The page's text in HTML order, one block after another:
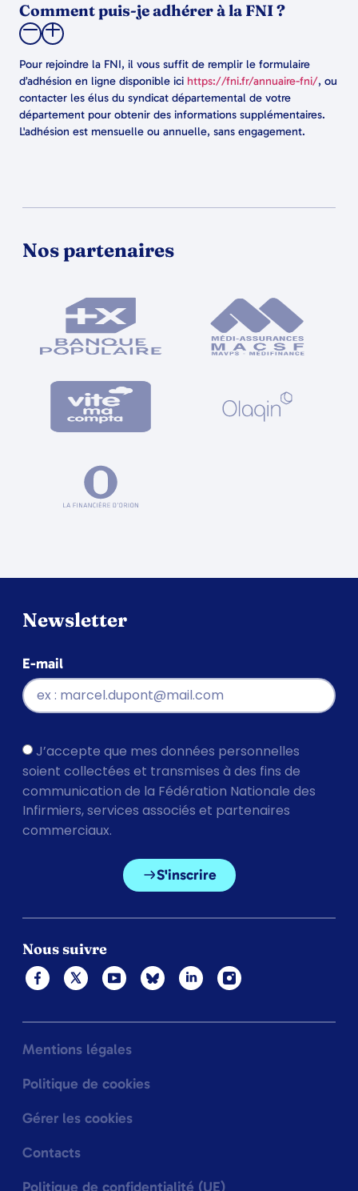
Comment puis-je adhérer à la FNI ?
Pour rejoindre la FNI, il vous suffit de remplir le formulaire
d’adhésion en ligne disponible ici https://fni.fr/annuaire-fni/, ou
contacter les élus du syndicat départemental de votre
département pour obtenir des informations supplémentaires.
L'adhésion est mensuelle ou annuelle, sans engagement.
Nos partenaires
Newsletter
E-mail
J’accepte que mes données personnelles
soient collectées et transmises à des fins de
communication de la Fédération Nationale des
Infirmiers, services associés et partenaires
commerciaux.
S'inscrire
Nous suivre
Mentions légales
Politique de cookies
Gérer les cookies
Contacts
Politique de confidentialité (UE)